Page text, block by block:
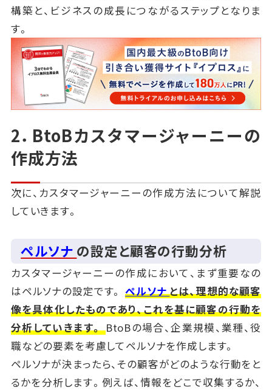
構築と、ビジネスの成長につながるステップとなりま
す。
2．BtoBカスタマージャーニーの
作成方法
次に、カスタマージャーニーの作成方法について解説
していきます。
ペルソナ の設定と顧客の行動分析
カスタマージャーニーの作成において、まず重要なの
はペルソナの設定です。ペルソナとは、理想的な顧客
像を具体化したものであり、これを基に顧客の行動を
分析していきます。BtoBの場合、企業規模、業種、役
職などの要素を考慮してペルソナを作成します。
ペルソナが決まったら、その顧客がどのような行動をと
るかを分析します。例えば、情報をどこで収集するか、